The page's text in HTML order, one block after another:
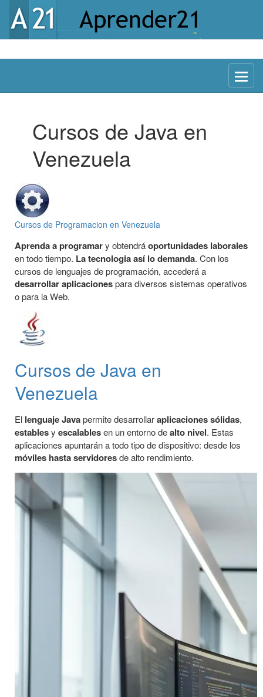
Menu
Cursos de Java en
Venezuela
Cursos de Programacion en Venezuela
Aprenda a programary obtendráoportunidades laborales
en todo tiempo. La tecnologia así lo demanda. Con los
cursos de lenguajes de programación, accederá a
desarrollar aplicacionespara diversos sistemas operativos
o para la Web.
Cursos de Java en
Venezuela
El lenguaje Javapermite desarrollaraplicacionessólidas,
establesy escalablesen un entorno dealto nivel. Estas
aplicaciones apuntarán a todo tipo de dispositivo: desde los
móviles hasta servidoresde alto rendimiento.